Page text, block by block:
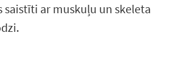
saistīti ar muskuļu un skeleta